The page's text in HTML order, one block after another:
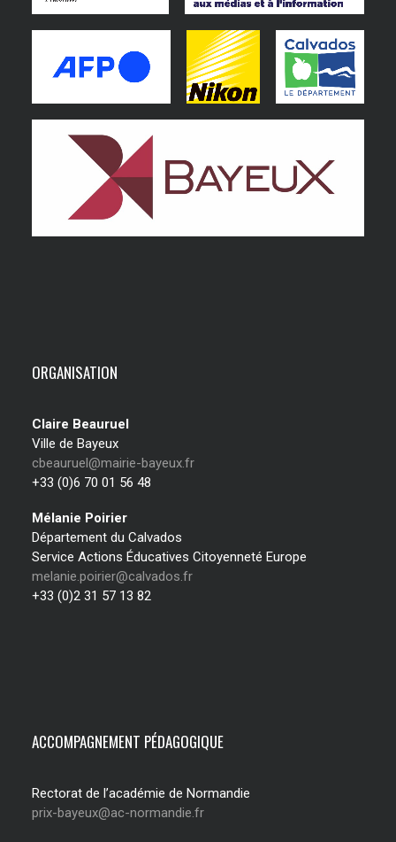
ORGANISATION
Claire Beauruel
Ville de Bayeux
cbeauruel@mairie-bayeux.fr
+33 (0)6 70 01 56 48
Mélanie Poirier
Département du Calvados
Service Actions Éducatives Citoyenneté Europe
melanie.poirier@calvados.fr
+33 (0)2 31 57 13 82
ACCOMPAGNEMENT PÉDAGOGIQUE
Rectorat de l’académie de Normandie
prix-bayeux@ac-normandie.fr